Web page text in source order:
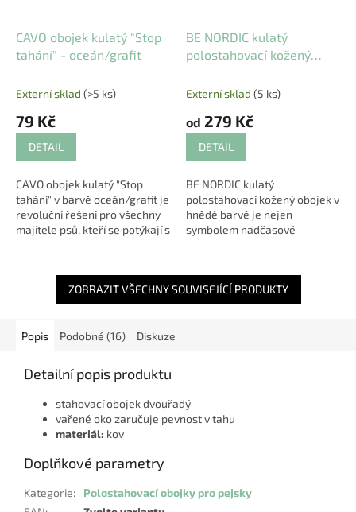
CAVO obojek kulatý "Stop
tahání" - oceán/grafit
Externí sklad (>5 ks)
79 Kč
DETAIL
CAVO obojek kulatý "Stop
tahání" v barvě oceán/grafit je
revoluční řešení pro všechny
majitele psů, kteří se potýkají s
BE NORDIC kulatý
polostahovací kožený
Externí sklad (5 ks)
od 279 Kč
DETAIL
BE NORDIC kulatý
polostahovací kožený obojek v
hnědé barvě je nejen
symbolem nadčasové
čtyřnohého přítele. Díky
omezení...
ZOBRAZIT VŠECHNY SOUVISEJÍCÍ PRODUKTY
Popis Podobné (16) Diskuze
Detailní popis produktu
stahovací obojek dvouřadý
vařené oko zaručuje pevnost v tahu
materiál: kov
Doplňkové parametry
Kategorie:
Polostahovací obojky pro pejsky